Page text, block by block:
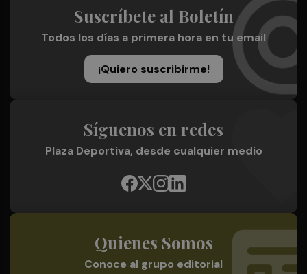
Suscríbete al Boletín
Todos los días a primera hora en tu email
¡Quiero suscribirme!
Síguenos en redes
Plaza Deportiva, desde cualquier medio
Quienes Somos
Conoce al grupo editorial